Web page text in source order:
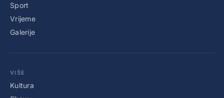
Sport
Vrijeme
Galerije
VIŠE
Kultura